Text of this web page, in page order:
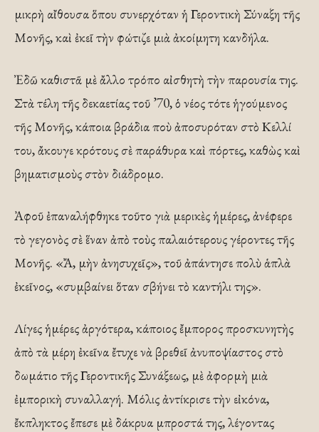
μικρὴ αἴθουσα ὅπου συνερχόταν ἡ Γεροντικὴ Σύναξη τῆς
Μονῆς, καὶ ἐκεῖ τὴν φώτιζε μιὰ ἀκοίμητη κανδήλα.
Ἐδῶ καθιστᾶ μὲ ἄλλο τρόπο αἰσθητὴ τὴν παρουσία της.
Στὰ τέλη τῆς δεκαετίας τοῦ ’70, ὁ νέος τότε ἡγούμενος
τῆς Μονῆς, κάποια βράδια ποὺ ἀποσυρόταν στὸ Κελλί
του, ἄκουγε κρότους σὲ παράθυρα καὶ πόρτες, καθὼς καὶ
βηματισμοὺς στὸν διάδρομο.
Ἀφοῦ ἐπαναλήφθηκε τοῦτο γιὰ μερικὲς ἡμέρες, ἀνέφερε
τὸ γεγονὸς σὲ ἕναν ἀπὸ τοὺς παλαιότερους γέροντες τῆς
Μονῆς. «Ἄ, μὴν ἀνησυχεῖς», τοῦ ἀπάντησε πολὺ ἁπλὰ
ἐκεῖνος, «συμβαίνει ὅταν σβήνει τὸ καντήλι της».
Λίγες ἡμέρες ἀργότερα, κάποιος ἔμπορος προσκυνητὴς
ἀπὸ τὰ μέρη ἐκεῖνα ἔτυχε νὰ βρεθεῖ ἀνυποψίαστος στὸ
δωμάτιο τῆς Γεροντικῆς Συνάξεως, μὲ ἀφορμὴ μιὰ
ἐμπορικὴ συναλλαγή. Μόλις ἀντίκρισε τὴν εἰκόνα,
ἔκπληκτος ἔπεσε μὲ δάκρυα μπροστά της, λέγοντας